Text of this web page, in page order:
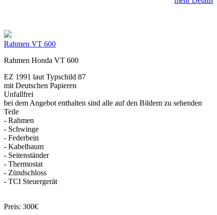
Rahmen VT 600
Rahmen Honda VT 600
EZ 1991 laut Typschild 87
mit Deutschen Papieren
Unfallfrei
bei dem Angebot enthalten sind alle auf den Bildern zu sehenden
Teile
- Rahmen
- Schwinge
- Federbein
- Kabelbaum
- Seitenständer
- Thermostat
- Zündschloss
- TCI Steuergerät
Preis: 300€